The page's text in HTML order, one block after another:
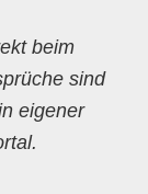
beim
sind
eigener